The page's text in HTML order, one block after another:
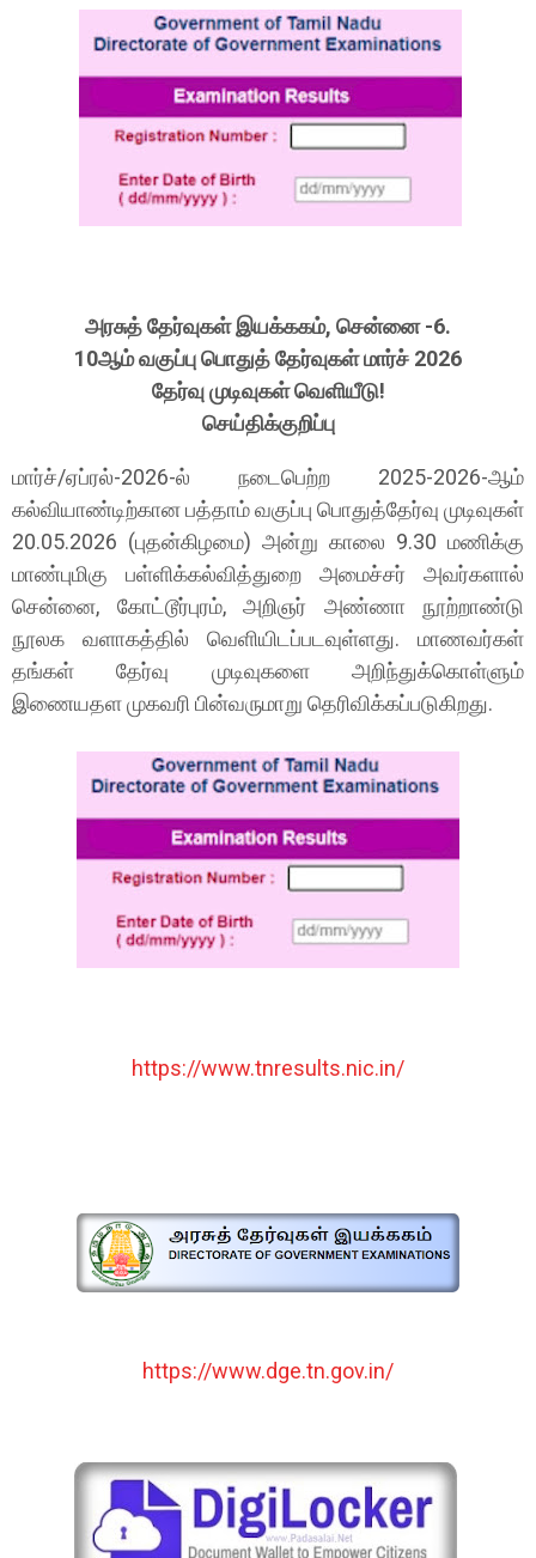
அரசுத் தேர்வுகள் இயக்ககம், சென்னை -6.
10ஆம் வகுப்பு பொதுத் தேர்வுகள் மார்ச் 2026
தேர்வு முடிவுகள் வெளியீடு!
செய்திக்குறிப்பு
மார்ச்/ஏப்ரல்-2026-ல் நடைபெற்ற 2025-2026-ஆம்
கல்வியாண்டிற்கான பத்தாம் வகுப்பு பொதுத்தேர்வு முடிவுகள்
20.05.2026 (புதன்கிழமை) அன்று காலை 9.30 மணிக்கு
மாண்புமிகு பள்ளிக்கல்வித்துறை அமைச்சர் அவர்களால்
சென்னை, கோட்டூர்புரம், அறிஞர் அண்ணா நூற்றாண்டு
நூலக வளாகத்தில் வெளியிடப்படவுள்ளது. மாணவர்கள்
தங்கள் தேர்வு முடிவுகளை அறிந்துக்கொள்ளும்
இணையதள முகவரி பின்வருமாறு தெரிவிக்கப்படுகிறது.
https://www.tnresults.nic.in/
https://www.dge.tn.gov.in/